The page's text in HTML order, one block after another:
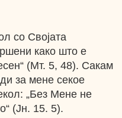
со Својата
како што е
(Мт. 5, 48). Сакам
за мене секое
„Без Мене не
(Јн. 15. 5).